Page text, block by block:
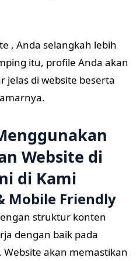
, Anda selangkah lebih
itu, profile Anda akan
jelas di website beserta
Website di
di Kami
Mobile Friendly
struktur konten
dengan baik pada
akan memastikan